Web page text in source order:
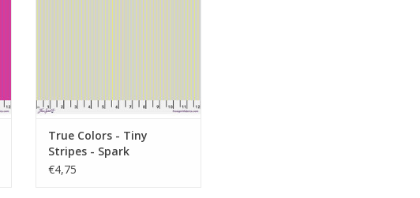
True Colors - Tiny
Stripes - Spark
€4,75